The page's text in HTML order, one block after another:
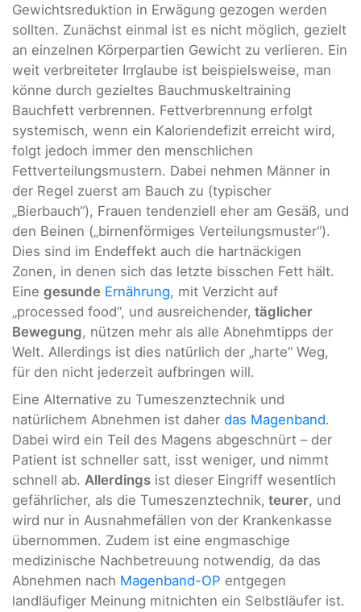
Gewichtsreduktion in Erwägung gezogen werden
sollten. Zunächst einmal ist es nicht möglich, gezielt
an einzelnen Körperpartien Gewicht zu verlieren. Ein
weit verbreiteter Irrglaube ist beispielsweise, man
könne durch gezieltes Bauchmuskeltraining
Bauchfett verbrennen. Fettverbrennung erfolgt
systemisch, wenn ein Kaloriendefizit erreicht wird,
folgt jedoch immer den menschlichen
Fettverteilungsmustern. Dabei nehmen Männer in
der Regel zuerst am Bauch zu (typischer
„Bierbauch“), Frauen tendenziell eher am Gesäß, und
den Beinen („birnenförmiges Verteilungsmuster“).
Dies sind im Endeffekt auch die hartnäckigen
Zonen, in denen sich das letzte bisschen Fett hält.
Eine gesunde Ernährung, mit Verzicht auf
„processed food“, und ausreichender, täglicher
Bewegung, nützen mehr als alle Abnehmtipps der
Welt. Allerdings ist dies natürlich der „harte“ Weg,
für den nicht jederzeit aufbringen will.
Eine Alternative zu Tumeszenztechnik und
natürlichem Abnehmen ist daher das Magenband.
Dabei wird ein Teil des Magens abgeschnürt – der
Patient ist schneller satt, isst weniger, und nimmt
schnell ab. Allerdings ist dieser Eingriff wesentlich
gefährlicher, als die Tumeszenztechnik, teurer, und
wird nur in Ausnahmefällen von der Krankenkasse
übernommen. Zudem ist eine engmaschige
medizinische Nachbetreuung notwendig, da das
Abnehmen nach Magenband-OP entgegen
landläufiger Meinung mitnichten ein Selbstläufer ist.